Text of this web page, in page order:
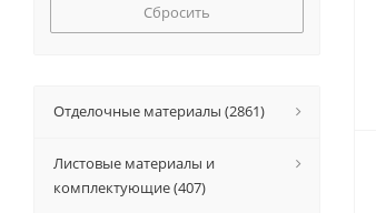
Сбросить
Отделочные материалы (2861)
Листовые материалы и
комплектующие (407)